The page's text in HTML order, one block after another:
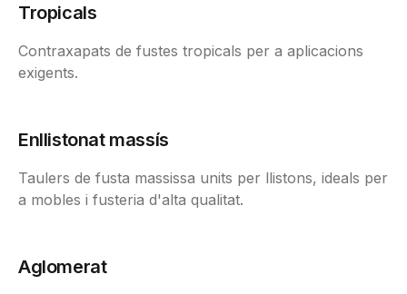
Tropicals
Contraxapats de fustes tropicals per a aplicacions
exigents.
Enllistonat massís
Taulers de fusta massissa units per llistons, ideals per
a mobles i fusteria d'alta qualitat.
Aglomerat